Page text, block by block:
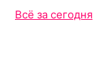
Всё за сегодня